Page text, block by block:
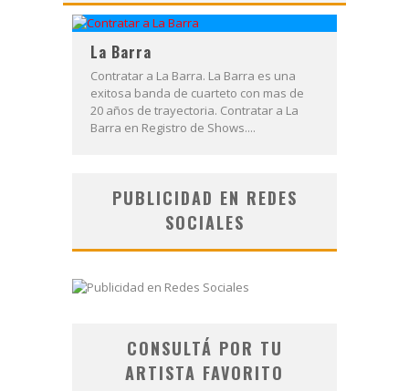
Los Ángeles Azules
La Barra
Contratar a La Barra. La Barra es una
exitosa banda de cuarteto con mas de
20 años de trayectoria. Contratar a La
Barra en Registro de Shows....
PUBLICIDAD EN REDES
SOCIALES
CONSULTÁ POR TU
ARTISTA FAVORITO